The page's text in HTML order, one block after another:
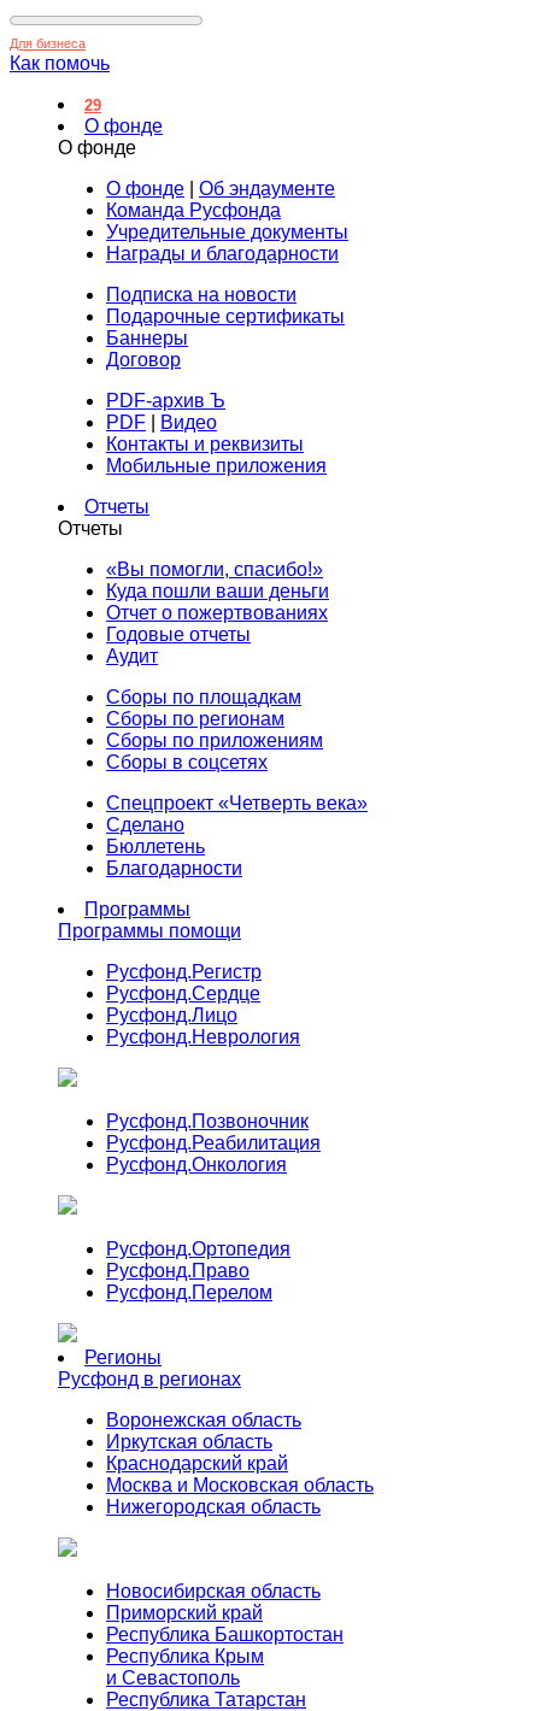
Для бизнеса
Как помочь
29
О фонде
О фонде
О фонде
Об эндаументе
Команда Русфонда
Учредительные документы
Награды и благодарности
Подписка на новости
Подарочные сертификаты
Баннеры
Договор
PDF-архив Ъ
PDF
Видео
Контакты и реквизиты
Мобильные приложения
Отчеты
Отчеты
«Вы помогли, спасибо!»
Куда пошли ваши деньги
Отчет о пожертвованиях
Годовые отчеты
Аудит
Сборы по площадкам
Сборы по регионам
Сборы по приложениям
Сборы в соцсетях
Спецпроект «Четверть века»
Сделано
Бюллетень
Благодарности
Программы
Программы помощи
Русфонд.Регистр
Русфонд.Сердце
Русфонд.Лицо
Русфонд.Неврология
Русфонд.Позвоночник
Русфонд.Реабилитация
Русфонд.Онкология
Русфонд.Ортопедия
Русфонд.Право
Русфонд.Перелом
Регионы
Русфонд в регионах
Воронежская область
Иркутская область
Краснодарский край
Москва и Московская область
Нижегородская область
Новосибирская область
Приморский край
Республика Башкортостан
Республика Крым
и Севастополь
Республика Татарстан